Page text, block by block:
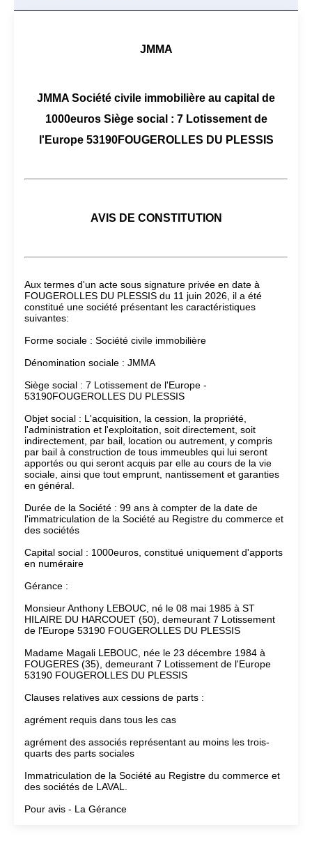
JMMA
JMMA Société civile immobilière au capital de
1000euros Siège social : 7 Lotissement de
l'Europe 53190FOUGEROLLES DU PLESSIS
AVIS DE CONSTITUTION
Aux termes d'un acte sous signature privée en date à
FOUGEROLLES DU PLESSIS du 11 juin 2026, il a été
constitué une société présentant les caractéristiques
suivantes:
Forme sociale : Société civile immobilière
Dénomination sociale : JMMA
Siège social : 7 Lotissement de l'Europe -
53190FOUGEROLLES DU PLESSIS
Objet social : L'acquisition, la cession, la propriété,
l'administration et l'exploitation, soit directement, soit
indirectement, par bail, location ou autrement, y compris
par bail à construction de tous immeubles qui lui seront
apportés ou qui seront acquis par elle au cours de la vie
sociale, ainsi que tout emprunt, nantissement et garanties
en général.
Durée de la Société : 99 ans à compter de la date de
l'immatriculation de la Société au Registre du commerce et
des sociétés
Capital social : 1000euros, constitué uniquement d'apports
en numéraire
Gérance :
Monsieur Anthony LEBOUC, né le 08 mai 1985 à ST
HILAIRE DU HARCOUET (50), demeurant 7 Lotissement
de l'Europe 53190 FOUGEROLLES DU PLESSIS
Madame Magali LEBOUC, née le 23 décembre 1984 à
FOUGERES (35), demeurant 7 Lotissement de l'Europe
53190 FOUGEROLLES DU PLESSIS
Clauses relatives aux cessions de parts :
agrément requis dans tous les cas
agrément des associés représentant au moins les trois-
quarts des parts sociales
Immatriculation de la Société au Registre du commerce et
des sociétés de LAVAL.
Pour avis - La Gérance